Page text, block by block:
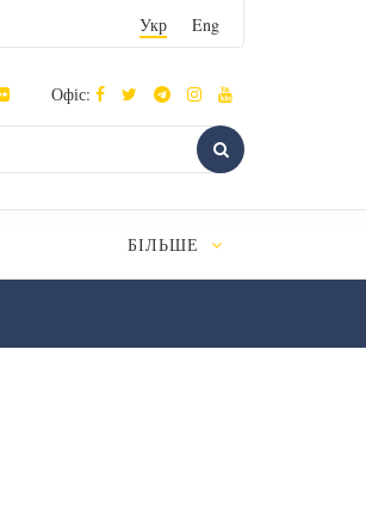
Укр Eng
Офіс:
БІЛЬШЕ